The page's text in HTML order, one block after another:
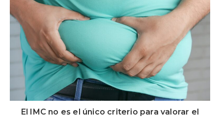
El IMC no es el único criterio para valorar el